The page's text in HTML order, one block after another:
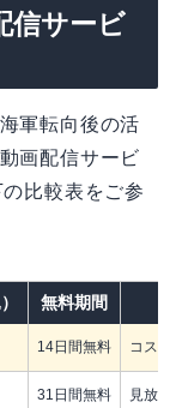
信サービ
軍転向後の活
画配信サービ
比較表をご参
無料期間
14日間無料 コス
31日間無料 見放